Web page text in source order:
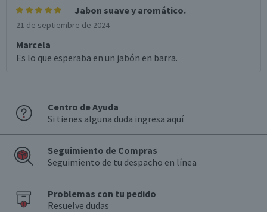
Jabon suave y aromático.
21 de septiembre de 2024
Marcela
Es lo que esperaba en un jabón en barra.
Centro de Ayuda
Si tienes alguna duda ingresa aquí
Seguimiento de Compras
Seguimiento de tu despacho en línea
Problemas con tu pedido
Resuelve dudas